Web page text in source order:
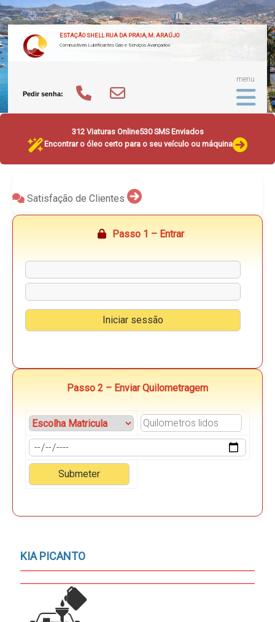
ESTAÇÃO SHELL RUA DA PRAIA, M. ARAÚJO
Combustíveis Lubrificantes Gás e Serviços Avançados
menu
Pedir senha:
312 Viaturas Online530 SMS Enviados
Encontrar o óleo certo para o seu veículo ou máquina
Satisfação de Clientes
Passo 1 – Entrar
Passo 2 – Enviar Quilometragem
KIA PICANTO